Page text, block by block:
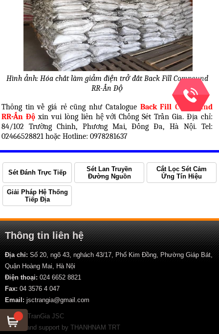
Hình ảnh: Hóa chất làm giảm điện trở đất Back Fill Compound
RR-Ấn Độ
Thông tin về giá rẻ cũng như Catalogue Back Fill Compound
RR-Ấn Độ xin vui lòng liên hệ với Chống Sét Trần Gia. Địa chỉ:
84/102 Trường Chinh, Phương Mai, Đống Đa, Hà Nội. Tel:
02466528821 hoặc Hotline: 0978281637
Sét Đánh Trực Tiếp
Sét Lan Truyền
Đường Nguồn
Cắt Lọc Sét Cảm
Ứng Tín Hiệu
Giải Pháp Hệ Thống
Tiếp Địa
Thông tin liên hệ
Địa chỉ: Số 20, ngõ 43, nghách 43/17, Phố Kim Đồng, Phường Giáp Bát,
Quận Hoàng Mai, Hà Nội
Điện thoại: 024 6652 8821
Fax: 04 3576 4 047
Email: jsctrangia@gmail.com
© 2013 TranGia JSC
Design and support by THANHNAM TRT